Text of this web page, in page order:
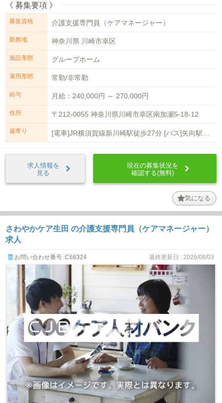
《 募集要項 》
募集資格 介護支援専門員（ケアマネージャー）
勤務地 神奈川県 川崎市幸区
施設形態 グループホーム
雇用形態 常勤/非常勤
給与 月給：240,000円 ～ 270,000円
住所 〒212-0055 神奈川県川崎市幸区南加瀬5-18-12
最寄り
求人情報を
見る
現在の募集状況を
確認する(無料)
気になる
さわやかケア生田 の介護支援専門員（ケアマネージャー）
求人
お問い合わせ番号 :C68324 最終更新日 : 2026/08/03